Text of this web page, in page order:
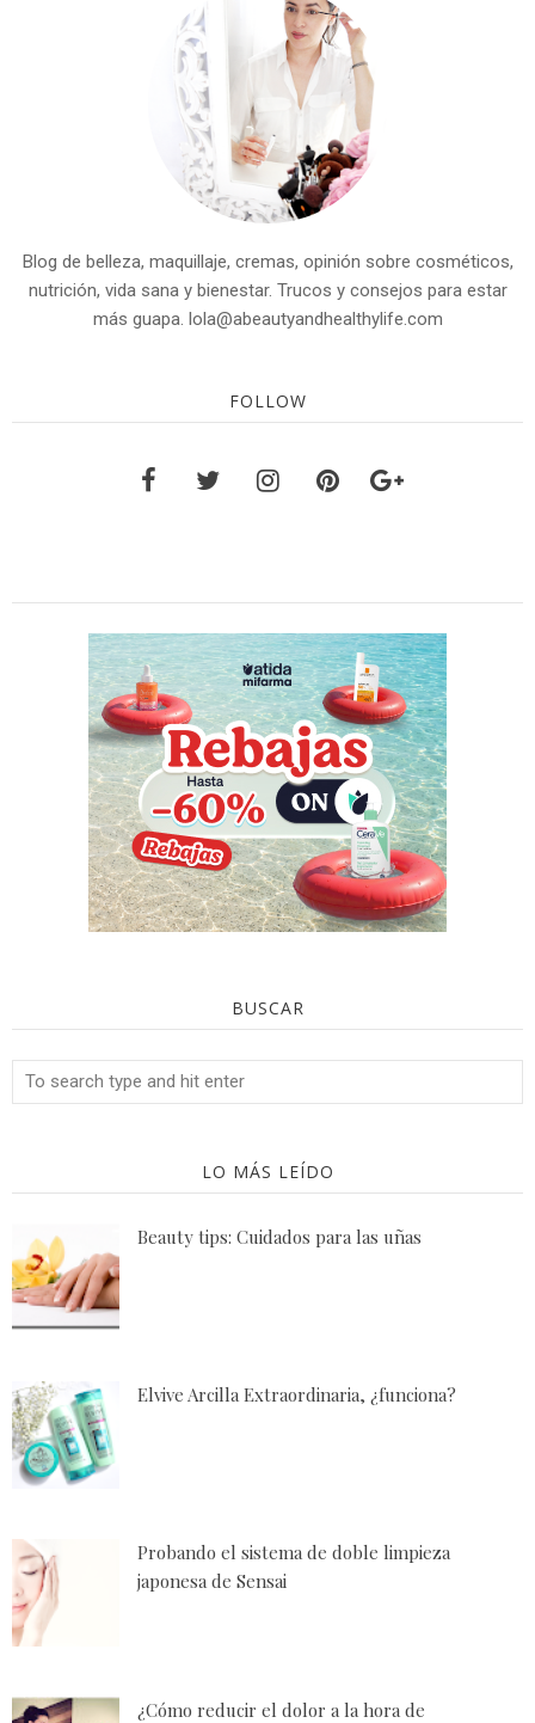
Blog de belleza, maquillaje, cremas, opinión sobre cosméticos,
nutrición, vida sana y bienestar. Trucos y consejos para estar
más guapa. lola@abeautyandhealthylife.com
FOLLOW
BUSCAR
LO MÁS LEÍDO
Beauty tips: Cuidados para las uñas
Elvive Arcilla Extraordinaria, ¿funciona?
Probando el sistema de doble limpieza
japonesa de Sensai
¿Cómo reducir el dolor a la hora de